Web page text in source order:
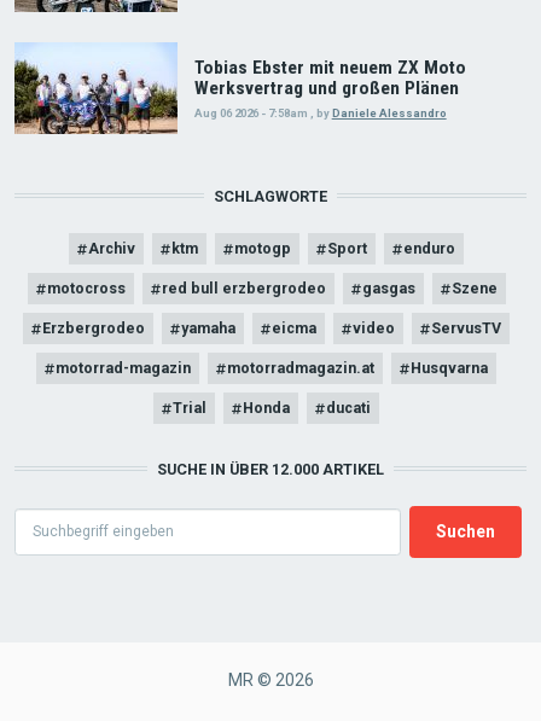
Tobias Ebster mit neuem ZX Moto
Werksvertrag und großen Plänen
Aug 06 2026 - 7:58am byDaniele Alessandro
SCHLAGWORTE
Archiv ktm motogp Sport enduro
motocross red bull erzbergrodeo gasgas Szene
Erzbergrodeo yamaha eicma video ServusTV
motorrad-magazin motorradmagazin.at Husqvarna
Trial Honda ducati
SUCHE IN ÜBER 12.000 ARTIKEL
MR © 2026